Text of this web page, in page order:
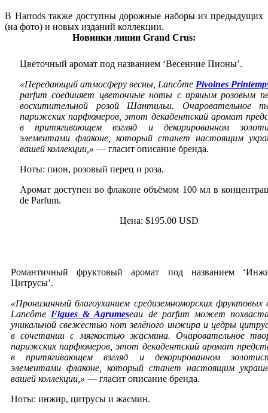
В Harrods также доступны дорожные наборы из предыдущих
(на фото) и новых изданий коллекции.
Новинки линии Grand Crus:
Цветочный аромат под названием ‘Весенние Пионы’.
«Передающий атмосферу весны, Lancôme Pivoines
parfum соединяет цветочные ноты с пряным розовым
восхитительной розой Шантильи. Очаровательное
парижских парфюмеров, этот декадентский аромат
в притягивающем взгляд и декорированном
элементами флаконе, который станет настоящим
вашей коллекции,» — гласит описание бренда.
Ноты: пион, розовый перец и роза.
Аромат доступен во флаконе объёмом 100 мл в
de Parfum.
Цена: $195.00 USD
Романтичный фруктовый аромат под названием
Цитрусы’.
«Пронизанный благоуханием средиземноморских фруктовых
Lancôme Figues & Agrumeseau de parfum может
уникальной свежестью нот зелёного инжира и цедры
в сочетании с мягкостью жасмина. Очаровательное
парижских парфюмеров, этот декадентский аромат
в притягивающем взгляд и декорированном
элементами флаконе, который станет настоящим
вашей коллекции,» — гласит описание бренда.
Ноты: инжир, цитрусы и жасмин.